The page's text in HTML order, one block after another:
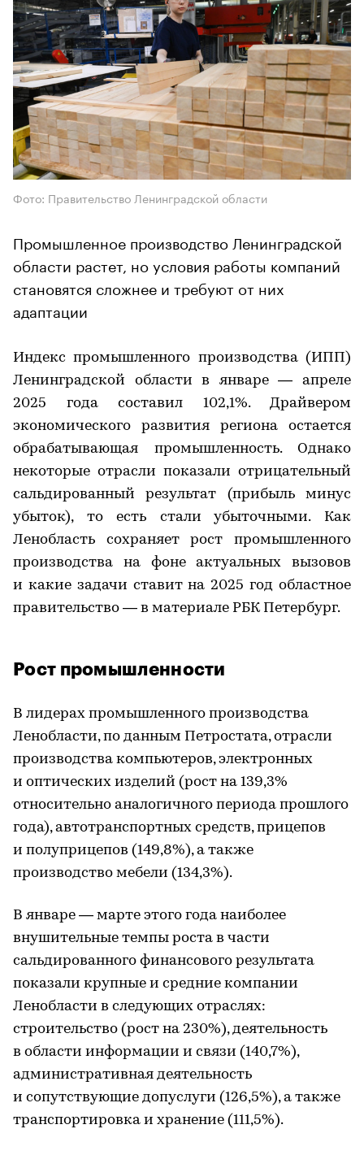
Фото: Правительство Ленинградской области
Промышленное производство Ленинградской
области растет, но условия работы компаний
становятся сложнее и требуют от них
адаптации
Индекс промышленного производства (ИПП)
Ленинградской области в январе — апреле
2025 года составил 102,1%. Драйвером
экономического развития региона остается
обрабатывающая промышленность. Однако
некоторые отрасли показали отрицательный
сальдированный результат (прибыль минус
убыток), то есть стали убыточными. Как
Ленобласть сохраняет рост промышленного
производства на фоне актуальных вызовов
и какие задачи ставит на 2025 год областное
правительство — в материале РБК Петербург.
Рост промышленности
В лидерах промышленного производства
Ленобласти, по данным Петростата, отрасли
производства компьютеров, электронных
и оптических изделий (рост на 139,3%
относительно аналогичного периода прошлого
года), автотранспортных средств, прицепов
и полуприцепов (149,8%), а также
производство мебели (134,3%).
В январе — марте этого года наиболее
внушительные темпы роста в части
сальдированного финансового результата
показали крупные и средние компании
Ленобласти в следующих отраслях:
строительство (рост на 230%), деятельность
в области информации и связи (140,7%),
административная деятельность
и сопутствующие допуслуги (126,5%), а также
транспортировка и хранение (111,5%).